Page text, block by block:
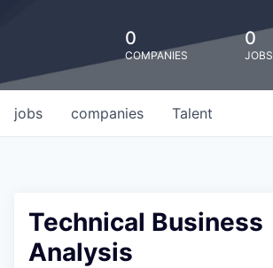
0
COMPANIES
0
JOBS
jobs companies Talent
Technical Business
Analysis